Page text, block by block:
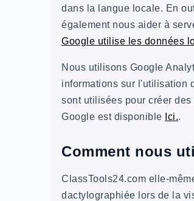
dans la langue locale. En
également nous aider à
Google utilise les données
Nous utilisons Google
informations sur l'utilisation
sont utilisées pour créer
Google est disponible Ici..
Comment nous
ClassTools24.com elle-
dactylographiée lors de la